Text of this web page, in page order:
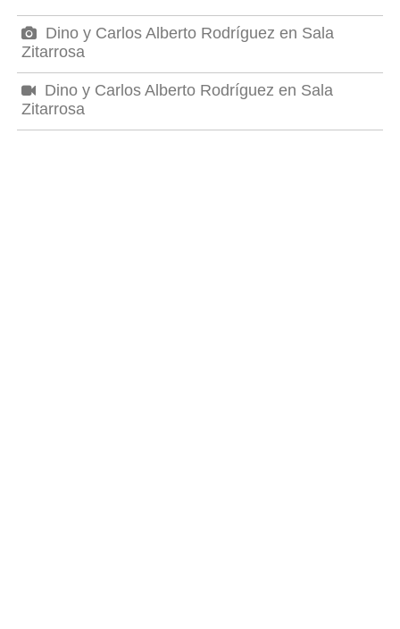
Dino y Carlos Alberto Rodríguez en Sala
Zitarrosa
Dino y Carlos Alberto Rodríguez en Sala
Zitarrosa